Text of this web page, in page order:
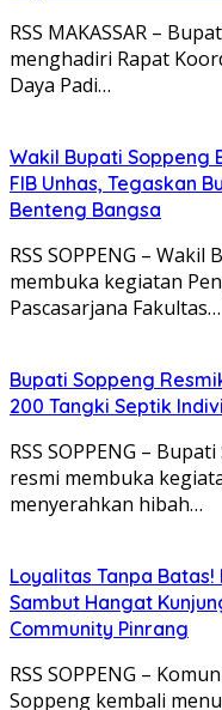
RSS MAKASSAR –
menghadiri Rapat
Daya Padi…
Wakil Bupati Soppeng
FIB Unhas, Tegaskan
Benteng Bangsa
RSS SOPPENG –
membuka kegiatan
Pascasarjana Fakultas…
Bupati Soppeng
200 Tangki Septik
RSS SOPPENG –
resmi membuka
menyerahkan hibah…
Loyalitas Tanpa Batas!
Sambut Hangat
Community Pinrang
RSS SOPPENG –
Soppeng kembali